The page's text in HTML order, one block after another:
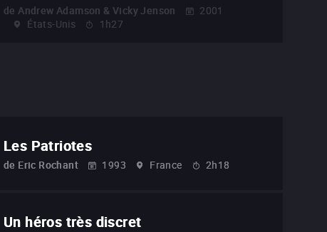
de Andrew Adamson & Vicky Jenson
2001
États-Unis
1h27
Les Patriotes
de Eric Rochant 1993 France 2h18
Un héros très discret